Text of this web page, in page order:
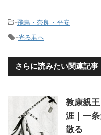
-飛鳥・奈良・平安
-光る君へ
さらに読みたい関連記事
敦康親
涯｜一
散る